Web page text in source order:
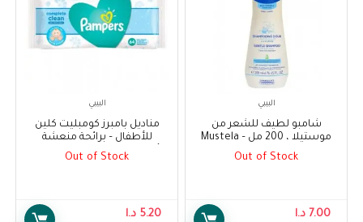
البيبي
شامبو لطيف للشعر من
موستيلا ، 200 مل – Mustela
Gentle Shampoo For Hair
Out of Stock
7.00 د.ا
البيبي
مناديل بامبرز كومبليت كلين
للأطفال – برائحة منعشة
للأطفال ، 64 منديل – Pampers
Out of Stock
5.20 د.ا